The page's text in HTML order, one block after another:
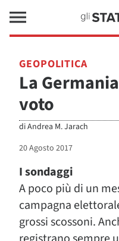
GEOPOLITICA
La
voto
diAndrea M. Jarach
20 Agosto 2017
I sondaggi
A poco più di un
campagna
grossi scossoni.